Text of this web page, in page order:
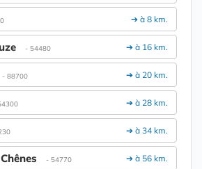
➔ à 8 km.
➔ à 16 km.
- 54480
➔ à 20 km.
- 88700
➔ à 28 km.
➔ à 34 km.
➔ à 56 km.
- 54770